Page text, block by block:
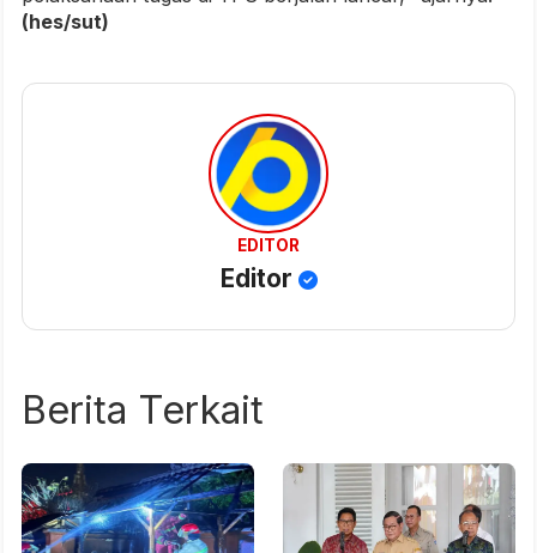
(hes/sut)
EDITOR
Editor
Berita Terkait